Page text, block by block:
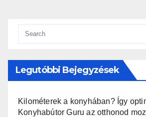
Legutóbbi Bejegyzések
Kilométerek a konyhában? Így
Konyhabútor Guru az otthonod